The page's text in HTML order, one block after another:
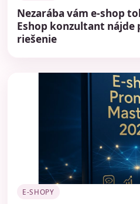
Nezarába vám e-shop
Eshop konzultant nájde
riešenie
E-SHOPY